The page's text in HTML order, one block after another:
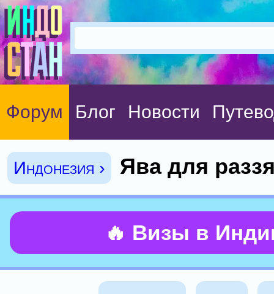
Форум Блог Новости
Индонезия › Ява для
🔥 Визы в